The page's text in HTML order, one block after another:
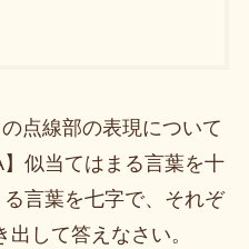
点線部の表現について
似当てはまる言葉を十
言葉を七字で、それぞ
して答えなさい。